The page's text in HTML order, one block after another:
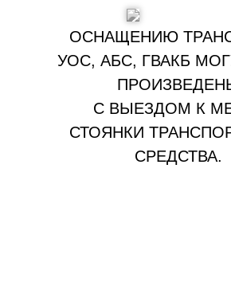
ОСНАЩЕНИЮ
УОС, АБС, ГВАКБ
С ВЫЕЗДОМ К
СТОЯНКИ
СРЕДСТВА.